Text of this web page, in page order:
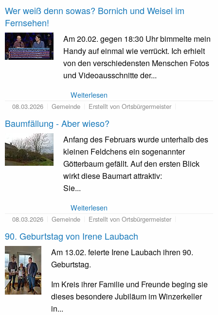
Wer weiß denn sowas? Bornich und Weisel im
Fernsehen!
Am 20.02. gegen 18:30 Uhr bimmelte mein
Handy auf einmal wie verrückt. Ich erhielt
von den verschiedensten Menschen Fotos
und Videoausschnitte der...
Weiterlesen
08.03.2026 Gemeinde Erstellt von Ortsbürgermeister
Baumfällung - Aber wieso?
Anfang des Februars wurde unterhalb des
kleinen Feldchens ein sogenannter
Götterbaum gefällt. Auf den ersten Blick
wirkt diese Baumart attraktiv:
Sie...
Weiterlesen
08.03.2026 Gemeinde Erstellt von Ortsbürgermeister
90. Geburtstag von Irene Laubach
Am 13.02. feierte Irene Laubach ihren 90.
Geburtstag.
Im Kreis ihrer Familie und Freunde beging sie
dieses besondere Jubiläum im Winzerkeller
in...